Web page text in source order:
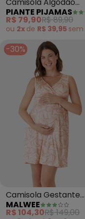
Camisola Algodão
Americana Filete
(Rosa)
PIANTE PIJAMAS
R$ 79,90R$ 89,90
ou 2x de R$ 39,95 sem
-30%
Camisola Gestante
Borboletas em Malha
MALWEE
R$ 104,30R$ 149,00